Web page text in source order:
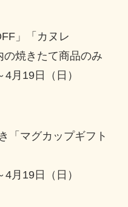
」「カヌレ
焼きたて商品のみ
月19日（日）
「マグカップギフト
月19日（日）